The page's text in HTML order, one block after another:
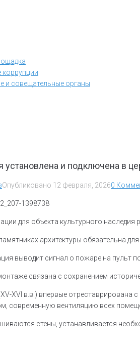
коррупции
и совещательные органы
установлена и подключена в
Опубликовано 12 февраля, 20260
для объекта культурного
архитектуры обязательна
выводит сигнал о пожаре на пульт
связана с сохранением
XVI в.в.) впервые
современную вентиляцию всех
стены, устанавливается